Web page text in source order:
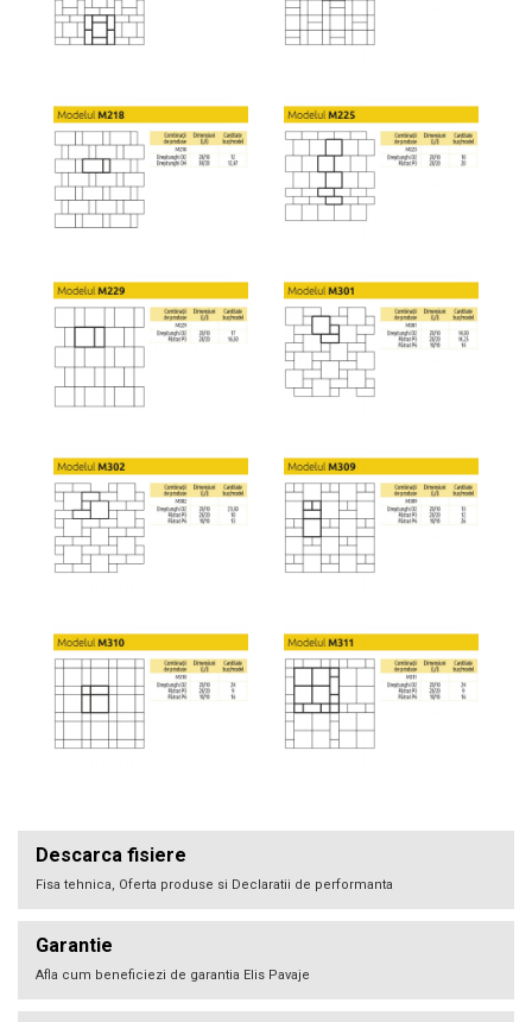
Descarca fisiere
Fisa tehnica, Oferta produse si Declaratii de performanta
Garantie
Afla cum beneficiezi de garantia Elis Pavaje